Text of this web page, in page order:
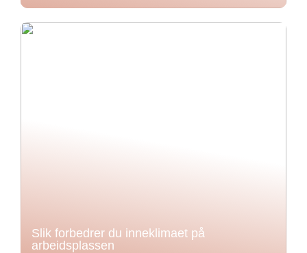
Slik forbedrer du inneklimaet på
arbeidsplassen